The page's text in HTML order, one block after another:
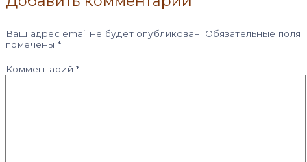
Ваш адрес email не будет опубликован. Обязательные поля
помечены *
Комментарий *